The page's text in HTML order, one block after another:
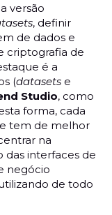
versão
, definir
de dados e
criptografia de
é a
(datasets e
Studio, como
forma, cada
tem de melhor
na
das interfaces de
negócio
de todo